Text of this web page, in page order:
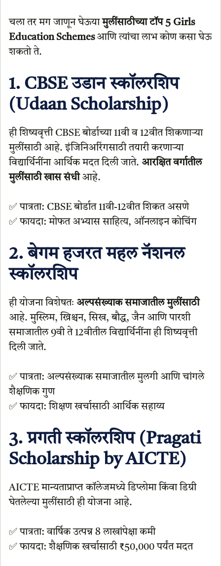
चला तर मग जाणून घेऊयामुलींसाठीच्या टॉप 5 Girls
Education Schemesआणि त्यांचा लाभ कोण कसा घेऊ
शकतो ते.
1. CBSE उडान स्कॉलरशिप
(Udaan Scholarship)
ही शिष्यवृत्ती CBSE बोर्डाच्या 11वी व 12वीत शिकणाऱ्या
मुलींसाठी आहे. इंजिनिअरिंगसाठी तयारी करणाऱ्या
विद्यार्थिनींना आर्थिक मदत दिली जाते. आरक्षित वर्गातील
मुलींसाठी खास संधीआहे.
✅ पात्रता: CBSE बोर्डात 11वी-12वीत शिकत असणे
✅ फायदा: मोफत अभ्यास साहित्य, ऑनलाइन कोचिंग
2. बेगम हजरत महल नॅशनल
स्कॉलरशिप
ही योजना विशेषतः अल्पसंख्याक समाजातील मुलींसाठी
आहे. मुस्लिम, ख्रिश्चन, सिख, बौद्ध, जैन आणि पारशी
समाजातील 9वी ते 12वीतील विद्यार्थिनींना ही शिष्यवृत्ती
दिली जाते.
✅ पात्रता: अल्पसंख्याक समाजातील मुलगी आणि चांगले
शैक्षणिक गुण
✅ फायदा: शिक्षण खर्चासाठी आर्थिक सहाय्य
3. प्रगती स्कॉलरशिप (Pragati
Scholarship by AICTE)
AICTE मान्यताप्राप्त कॉलेजमध्ये डिप्लोमा किंवा डिग्री
घेतलेल्या मुलींसाठी ही योजना आहे.
✅ पात्रता: वार्षिक उत्पन्न 8 लाखांपेक्षा कमी
✅ फायदा: शैक्षणिक खर्चासाठी ₹50,000 पर्यंत मदत